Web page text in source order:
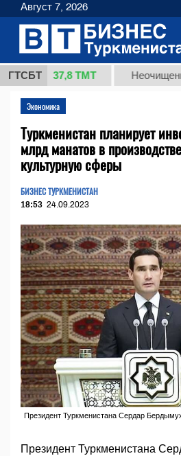
ГТСБТ
37,8 ТМТ Неочищенная
Экономика
Туркменистан планирует
млрд манатов в
культурную сферы
БИЗНЕС ТУРКМЕНИСТАН
18:53 24.09.2023
Президент Туркменистана Сердар
Президент Туркменистана
Август 7, 2026